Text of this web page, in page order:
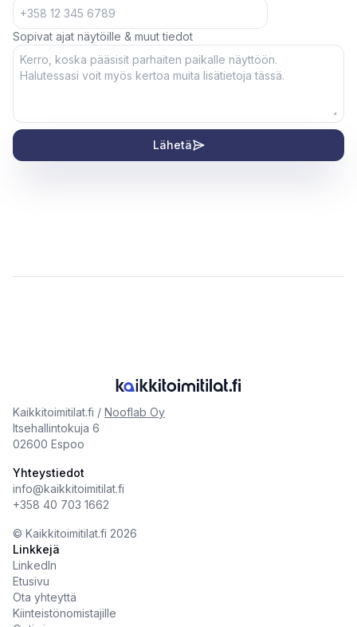
Sopivat ajat näytöille & muut tiedot
Lähetä
Kaikkitoimitilat.fi / Nooflab Oy
Itsehallintokuja 6
02600 Espoo
Yhteystiedot
info@kaikkitoimitilat.fi
+358 40 703 1662
©️ Kaikkitoimitilat.fi 2026
Linkkejä
LinkedIn
Etusivu
Ota yhteyttä
Kiinteistönomistajille